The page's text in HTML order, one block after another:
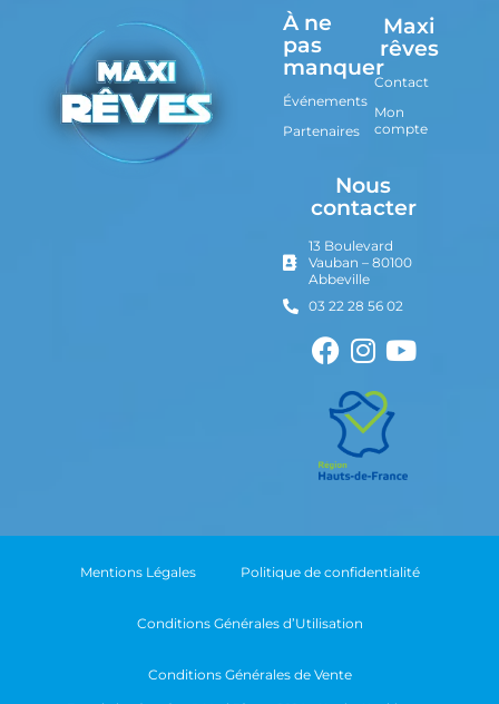
À ne
pas
manquer
Événements
Partenaires
Maxi
rêves
Contact
Mon
compte
Nous
contacter
13 Boulevard
Vauban – 80100
Abbeville
03 22 28 56 02
Mentions Légales Politique de confidentialité
Conditions Générales d’Utilisation
Conditions Générales de Vente